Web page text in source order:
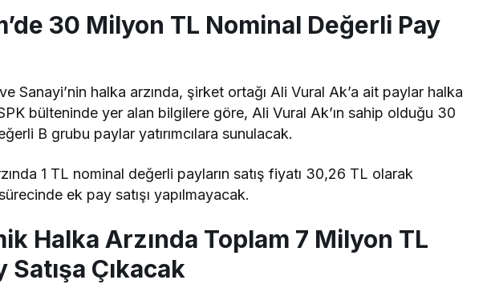
30 Milyon TL Nominal Değerli Pay
Sanayi’nin halka arzında, şirket ortağı Ali Vural Ak’a ait paylar halka
bülteninde yer alan bilgilere göre, Ali Vural Ak’ın sahip olduğu 30
B grubu paylar yatırımcılara sunulacak.
1 TL nominal değerli payların satış fiyatı 30,26 TL olarak
ek pay satışı yapılmayacak.
Halka Arzında Toplam 7 Milyon TL
Satışa Çıkacak